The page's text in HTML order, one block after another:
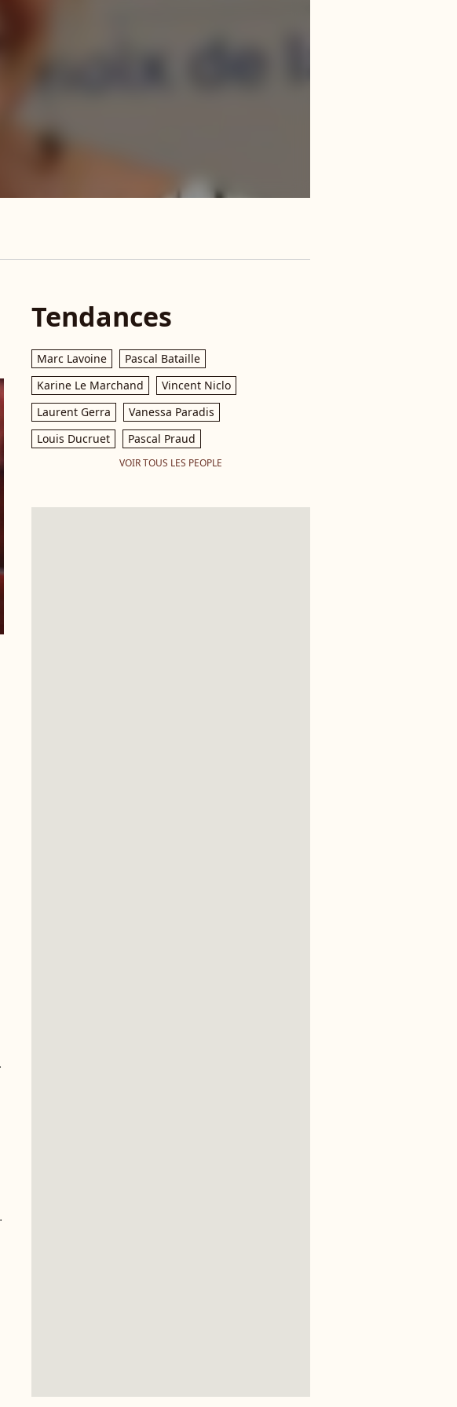
Tendances
Marc Lavoine
Pascal Bataille
Karine Le Marchand
Vincent Niclo
Laurent Gerra
Vanessa Paradis
Louis Ducruet
Pascal Praud
VOIR TOUS LES PEOPLE